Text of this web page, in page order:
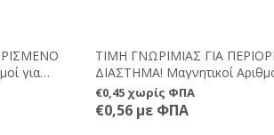
για
στοιχείο
ΤΙΜΗ ΓΝΩΡΙΜΙΑΣ ΓΙΑ
ΔΙΑΣΤΗΜΑ! Μαγνητικοί
αρίθμηση κυψελών, εύκολα,
και ευέλικτα! Ισχυρό μαγνητικό
το οποίο δεν ξεκολλάει εύκολα.
€0,45 χωρίς ΦΠΑ
€0,56 με ΦΠΑ